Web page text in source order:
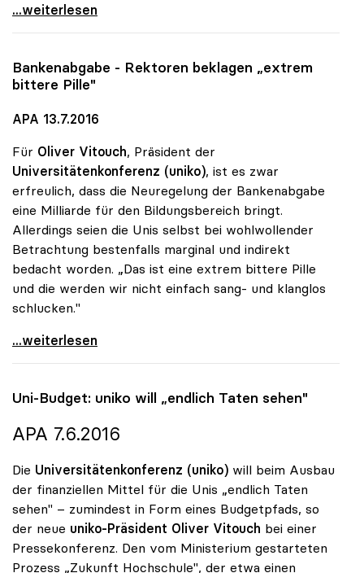
Uni-Rektoren wollen weniger Studienplätze anbieten
...weiterlesen
Bankenabgabe - Rektoren beklagen „extrem
bittere Pille"
APA 13.7.2016
Für Oliver Vitouch, Präsident der
Universitätenkonferenz (uniko), ist es zwar
erfreulich, dass die Neuregelung der Bankenabgabe
eine Milliarde für den Bildungsbereich bringt.
Allerdings seien die Unis selbst bei wohlwollender
Betrachtung bestenfalls marginal und indirekt
bedacht worden. „Das ist eine extrem bittere Pille
und die werden wir nicht einfach sang- und klanglos
schlucken."
Bankenabgabe - Rektoren beklagen „extrem bittere
...weiterlesen
Uni-Budget: uniko will „endlich Taten sehen"
APA 7.6.2016
Die Universitätenkonferenz (uniko) will beim Ausbau
der finanziellen Mittel für die Unis „endlich Taten
sehen" – zumindest in Form eines Budgetpfads, so
der neue uniko-Präsident Oliver Vitouch bei einer
Pressekonferenz. Den vom Ministerium gestarteten
Prozess „Zukunft Hochschule", der etwa einen